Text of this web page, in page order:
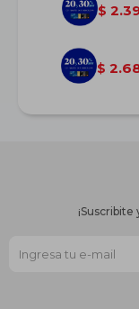
$
$